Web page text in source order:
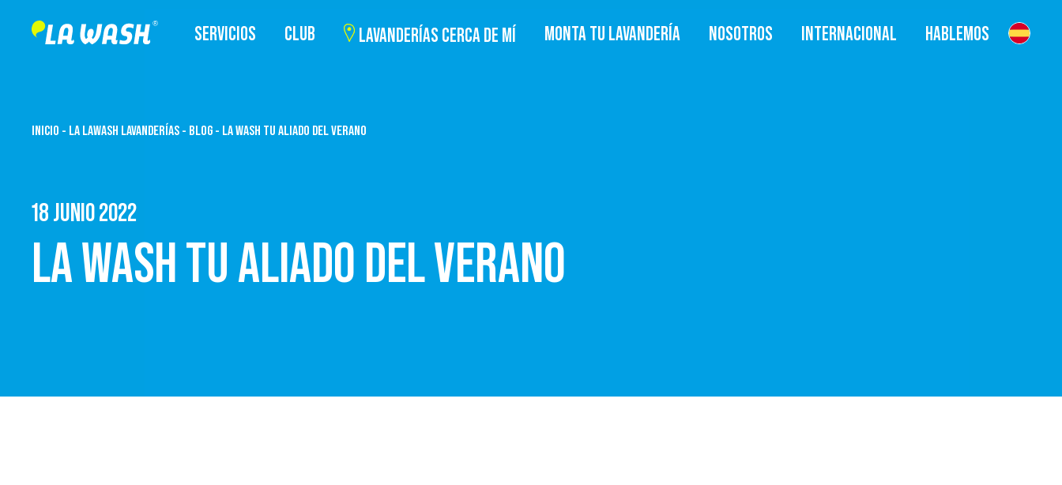
SERVICIOS CLUB LAVANDERÍAS CERCA DE MÍ MONTA TU LAVANDERÍA NOSOTROS INTERNACIONAL HABLEMOS
INICIO - LA LAWASH LAVANDERÍAS - BLOG - LA WASH TU ALIADO DEL VERANO
18 JUNIO 2022
LA WASH TU ALIADO DEL VERANO